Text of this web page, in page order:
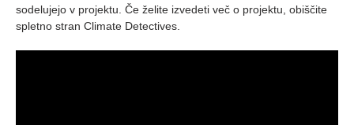
sodelujejo v projektu. Če želite izvedeti več o projektu, obiščite
spletno stran Climate Detectives.